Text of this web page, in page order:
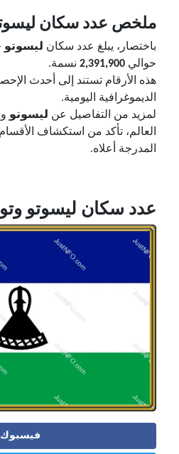
ملخص عدد سكان
باختصار، يبلغ عدد سكان ليسوتو
حوالي 2,391,900 نسمة.
هذه الأرقام تستند إلى أحدث
الديموغرافية اليومية.
لمزيد من التفاصيل عن ليسوتو
العالم، تأكد من استكشاف
المدرجة أعلاه.
عدد سكان ليسوتو
فيسبوك